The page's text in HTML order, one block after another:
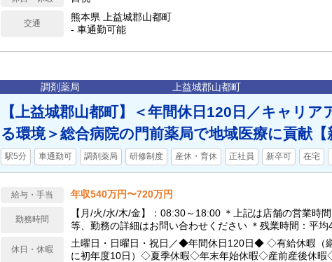
交通
熊本県 上益城郡山都町
- 車通勤可能
調剤薬局 上益城郡山都町
【上益城郡山都町】＜年間休日120日／キャリア
る環境＞総合病院の門前薬局で地域医療に貢献【
駅5分 車通勤可 調剤薬局 研修制度 産休・育休 正社員 新卒可 在宅
給与・手当 年収540万円〜720万円
勤務時間
【月/火/水/木/金】：08:30～18:00 ＊上記は店舗の営業時
等、勤務の詳細はお問い合わせください ＊残業時間：平均
休日・休暇
土曜日・日曜日・祝日／◆年間休日120日◆ ◇有給休暇（
に初年度10日）◇夏季休暇◇年末年始休暇◇産前産後休暇